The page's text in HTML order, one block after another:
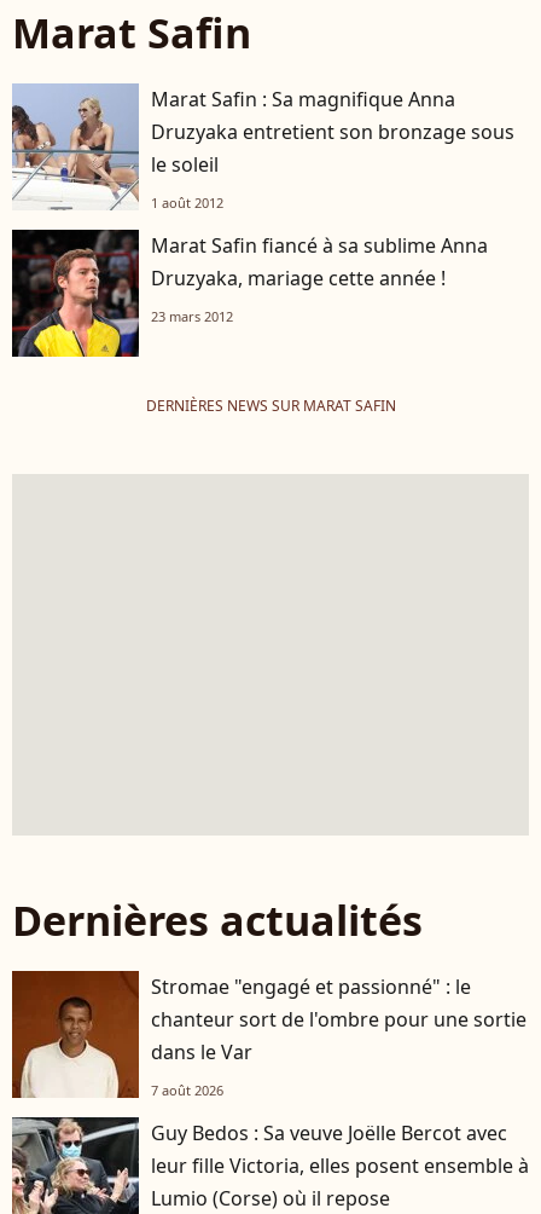
Marat Safin
Marat Safin : Sa magnifique Anna
Druzyaka entretient son bronzage sous
le soleil
1 août 2012
Marat Safin fiancé à sa sublime Anna
Druzyaka, mariage cette année !
23 mars 2012
DERNIÈRES NEWS SUR MARAT SAFIN
Dernières actualités
Stromae "engagé et passionné" : le
chanteur sort de l'ombre pour une sortie
dans le Var
7 août 2026
Guy Bedos : Sa veuve Joëlle Bercot avec
leur fille Victoria, elles posent ensemble à
Lumio (Corse) où il repose